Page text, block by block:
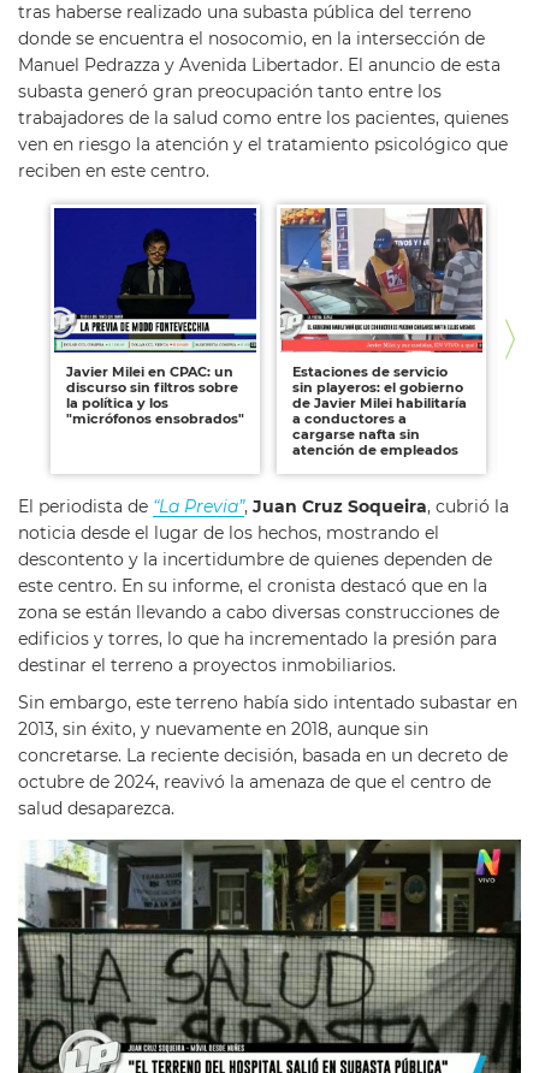
tras haberse realizado una subasta pública del terreno
donde se encuentra el nosocomio, en la intersección de
Manuel Pedrazza y Avenida Libertador. El anuncio de esta
subasta generó gran preocupación tanto entre los
trabajadores de la salud como entre los pacientes, quienes
ven en riesgo la atención y el tratamiento psicológico que
reciben en este centro.
Javier Milei en CPAC: un
discurso sin filtros sobre
la política y los
"micrófonos ensobrados"
Estaciones de servicio
sin playeros: el gobierno
de Javier Milei habilitaría
a conductores a
cargarse nafta sin
atención de empleados
El periodista de “La Previa”, Juan Cruz Soqueira, cubrió la
noticia desde el lugar de los hechos, mostrando el
descontento y la incertidumbre de quienes dependen de
este centro. En su informe, el cronista destacó que en la
zona se están llevando a cabo diversas construcciones de
edificios y torres, lo que ha incrementado la presión para
destinar el terreno a proyectos inmobiliarios.
Sin embargo, este terreno había sido intentado subastar en
2013, sin éxito, y nuevamente en 2018, aunque sin
concretarse. La reciente decisión, basada en un decreto de
octubre de 2024, reavivó la amenaza de que el centro de
salud desaparezca.